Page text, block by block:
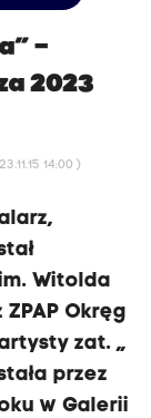
–
2023
14:00 )
Witolda
Okręg
zat. „
przez
w Galerii